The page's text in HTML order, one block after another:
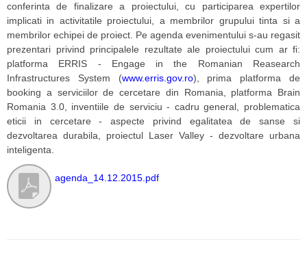
conferinta de finalizare a proiectului, cu participarea expertilor
implicati in activitatile proiectului, a membrilor grupului tinta si a
membrilor echipei de proiect. Pe agenda evenimentului s-au regasit
prezentari privind principalele rezultate ale proiectului cum ar fi:
platforma ERRIS - Engage in the Romanian Reasearch
Infrastructures System (www.erris.gov.ro), prima platforma de
booking a serviciilor de cercetare din Romania, platforma Brain
Romania 3.0, inventiile de serviciu - cadru general, problematica
eticii in cercetare - aspecte privind egalitatea de sanse si
dezvoltarea durabila, proiectul Laser Valley - dezvoltare urbana
inteligenta.
agenda_14.12.2015.pdf